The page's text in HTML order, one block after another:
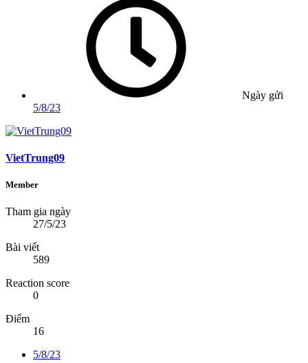
Ngày gửi
5/8/23
VietTrung09
Member
Tham gia ngày
27/5/23
Bài viết
589
Reaction score
0
Điểm
16
5/8/23